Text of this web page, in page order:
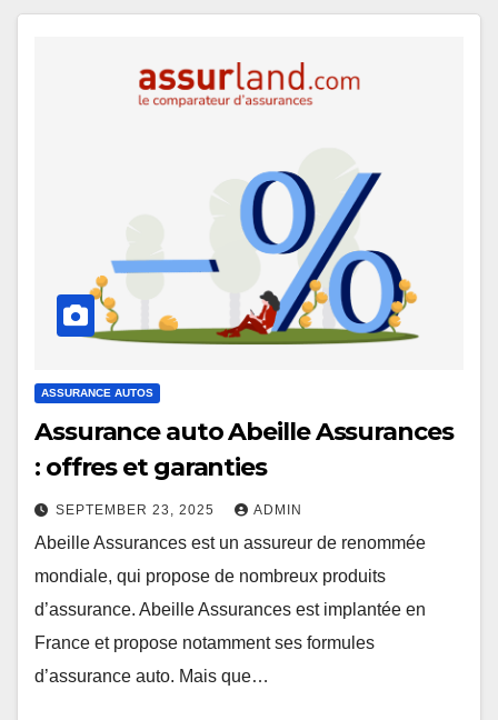
ASSURANCE AUTOS
Assurance auto Abeille Assurances
: offres et garanties
SEPTEMBER 23, 2025 ADMIN
Abeille Assurances est un assureur de renommée
mondiale, qui propose de nombreux produits
d’assurance. Abeille Assurances est implantée en
France et propose notamment ses formules
d’assurance auto. Mais que…